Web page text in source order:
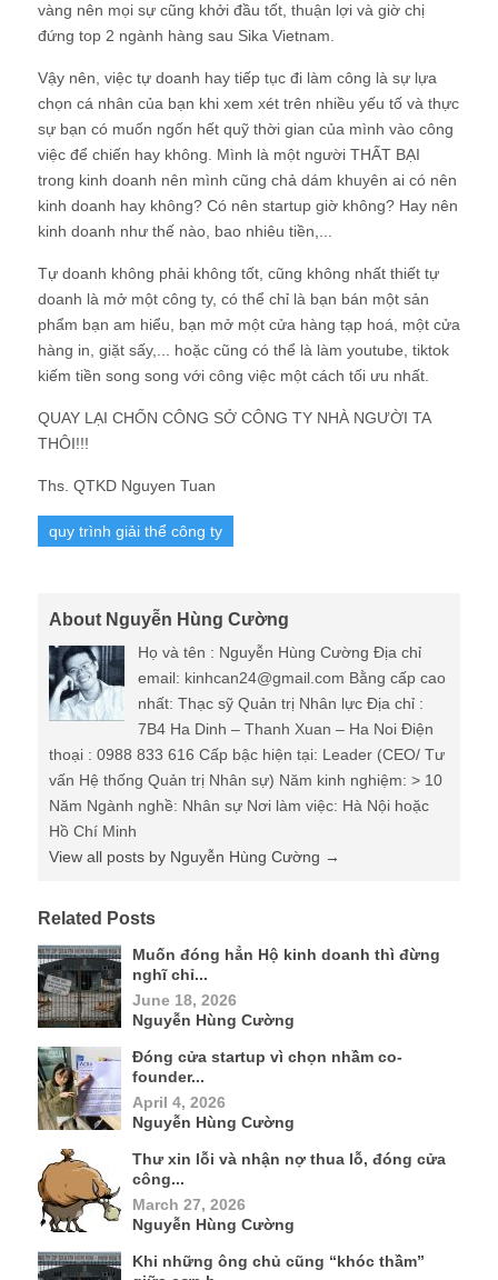
vàng nên mọi sự cũng khởi đầu tốt, thuận lợi và giờ chị
đứng top 2 ngành hàng sau Sika Vietnam.
Vậy nên, việc tự doanh hay tiếp tục đi làm công là sự lựa
chọn cá nhân của bạn khi xem xét trên nhiều yếu tố và thực
sự bạn có muốn ngốn hết quỹ thời gian của mình vào công
việc để chiến hay không. Mình là một người THẤT BẠI
trong kinh doanh nên mình cũng chả dám khuyên ai có nên
kinh doanh hay không? Có nên startup giờ không? Hay nên
kinh doanh như thế nào, bao nhiêu tiền,...
Tự doanh không phải không tốt, cũng không nhất thiết tự
doanh là mở một công ty, có thể chỉ là bạn bán một sản
phẩm bạn am hiểu, bạn mở một cửa hàng tạp hoá, một cửa
hàng in, giặt sấy,... hoặc cũng có thể là làm youtube, tiktok
kiếm tiền song song với công việc một cách tối ưu nhất.
QUAY LẠI CHỐN CÔNG SỞ CÔNG TY NHÀ NGƯỜI TA
THÔI!!!
Ths. QTKD Nguyen Tuan
quy trình giải thể công ty
About Nguyễn Hùng Cường
Họ và tên : Nguyễn Hùng Cường Địa chỉ
email: kinhcan24@gmail.com Bằng cấp cao
nhất: Thạc sỹ Quản trị Nhân lực Địa chỉ :
7B4 Ha Dinh – Thanh Xuan – Ha Noi Điện
thoại : 0988 833 616 Cấp bậc hiện tại: Leader (CEO/ Tư
vấn Hệ thống Quản trị Nhân sự) Năm kinh nghiệm: > 10
Năm Ngành nghề: Nhân sự Nơi làm việc: Hà Nội hoặc
Hồ Chí Minh
View all posts by Nguyễn Hùng Cường →
Related Posts
Muốn đóng hẳn Hộ kinh doanh thì đừng
nghĩ chỉ...
June 18, 2026
Nguyễn Hùng Cường
Đóng cửa startup vì chọn nhầm co-
founder...
April 4, 2026
Nguyễn Hùng Cường
Thư xin lỗi và nhận nợ thua lỗ, đóng cửa
công...
March 27, 2026
Nguyễn Hùng Cường
Khi những ông chủ cũng “khóc thầm”